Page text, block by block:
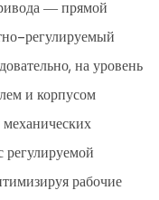
— прямой
регулируемый
на уровень
и корпусом
механических
регулируемой
рабочие